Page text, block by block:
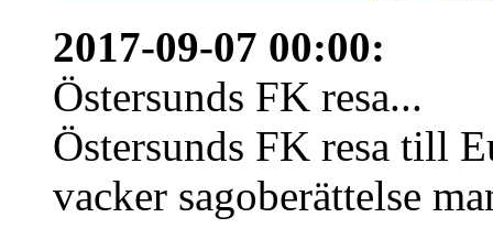
2017-09-07 00:00:
Östersunds FK resa...
Östersunds FK resa till
vacker sagoberättelse